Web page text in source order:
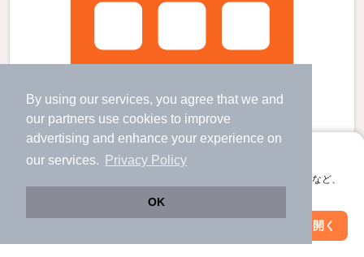
By using our services, you agree that we and
our partners use cookies to improve
advertising and enhance your experience on
our services.
Privacy Policy
OK
アプリに切り替えて、サクサクお部屋探し
会員登録なしですぐ使える。マップ検索やお気に入り保存など、
アプリを開く
絞り込み条件を変更